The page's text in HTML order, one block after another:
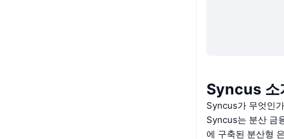
Syncus 소
Syncus가 무엇인
Syncus는 분산 금
에 구축된 분산형